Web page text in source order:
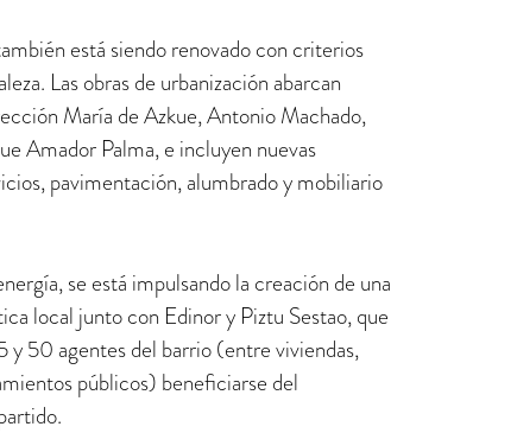
está siendo renovado con criterios
Las obras de urbanización abarcan
María de Azkue, Antonio Machado,
Amador Palma, e incluyen nuevas
pavimentación, alumbrado y mobiliario
se está impulsando la creación de una
local junto con Edinor y Piztu Sestao, que
y 50 agentes del barrio (entre viviendas,
públicos) beneficiarse del